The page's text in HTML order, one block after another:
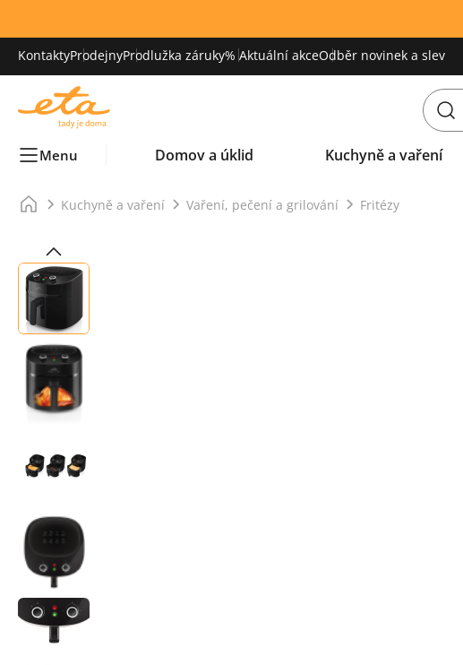
KontaktyProdejnyProdlužka záruky% Aktuální akceOdběr novinek a slev
Menu Domov a úklid Kuchyně a vaření
Kuchyně a vaření Vaření, pečení a grilování Fritézy